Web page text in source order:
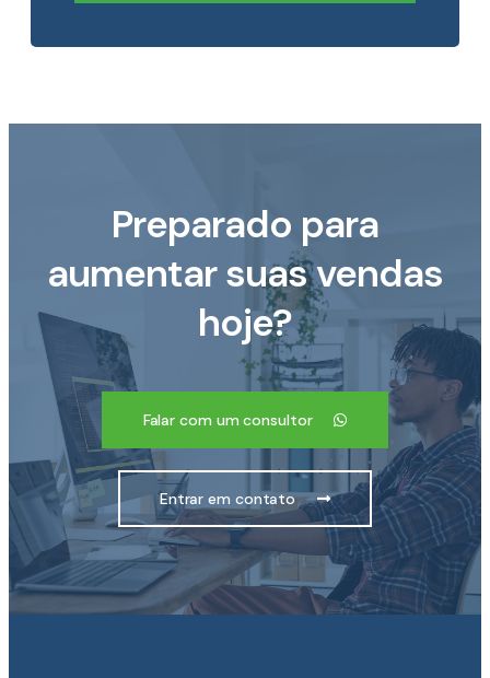
Preparado para
aumentar suas vendas
hoje?
Falar com um consultor
Entrar em contato